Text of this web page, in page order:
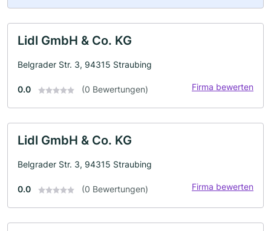
Lidl GmbH & Co. KG
Belgrader Str. 3, 94315 Straubing
0.0 (0 Bewertungen) Firma bewerten
Lidl GmbH & Co. KG
Belgrader Str. 3, 94315 Straubing
0.0 (0 Bewertungen) Firma bewerten